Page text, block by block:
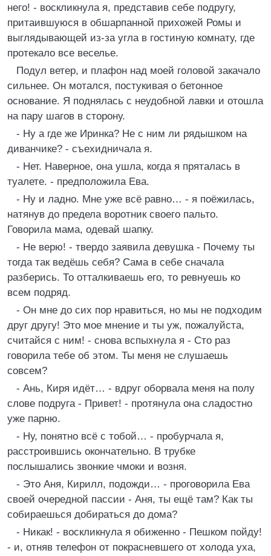
него! - воскликнула я, представив себе подругу,
притаившуюся в обшарпанной прихожей Ромы и
выглядывающей из-за угла в гостиную комнату, где
протекало все веселье.
Подул ветер, и плафон над моей головой закачало
сильнее. Он мотался, постукивая о бетонное
основание. Я поднялась с неудобной лавки и отошла
на пару шагов в сторону.
- Ну а где же Иринка? Не с ним ли рядышком на
диванчике? - съехидничала я.
- Нет. Наверное, она ушла, когда я пряталась в
туалете. - предположила Ева.
- Ну и ладно. Мне уже всё равно… - я поёжилась,
натянув до предела воротник своего пальто.
Говорила мама, одевай шапку.
- Не верю! - твердо заявила девушка - Почему ты
тогда так ведёшь себя? Сама в себе сначала
разберись. То отталкиваешь его, то ревнуешь ко
всем подряд.
- Он мне до сих пор нравиться, но мы не подходим
друг другу! Это мое мнение и ты уж, пожалуйста,
считайся с ним! - снова вспыхнула я - Сто раз
говорила тебе об этом. Ты меня не слушаешь
совсем?
- Ань, Киря идёт… - вдруг оборвала меня на полу
слове подруга - Привет! - протянула она сладостно
уже парню.
- Ну, понятно всё с тобой… - пробурчала я,
расстроившись окончательно. В трубке
послышались звонкие чмоки и возня.
- Это Аня, Кирилл, подожди… - проговорила Ева
своей очередной пассии - Аня, ты ещё там? Как ты
собираешься добираться до дома?
- Никак! - воскликнула я обиженно - Пешком пойду!
- и, отняв телефон от покрасневшего от холода уха,